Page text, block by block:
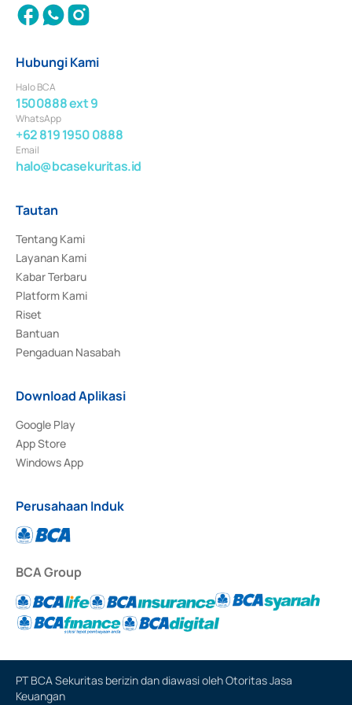
Hubungi Kami
Halo BCA
1500888 ext 9
WhatsApp
+62 819 1950 0888
Email
halo@bcasekuritas.id
Tautan
Tentang Kami
Layanan Kami
Kabar Terbaru
Platform Kami
Riset
Bantuan
Pengaduan Nasabah
Download Aplikasi
Google Play
App Store
Windows App
Perusahaan Induk
BCA Group
PT BCA Sekuritas berizin dan diawasi oleh Otoritas Jasa
Keuangan